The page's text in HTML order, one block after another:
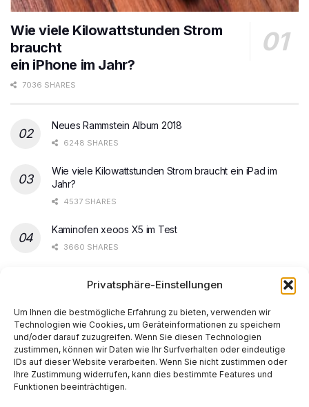
Privatsphäre-Einstellungen
Um Ihnen die bestmögliche Erfahrung zu bieten, verwenden wir
Technologien wie Cookies, um Geräteinformationen zu speichern
und/oder darauf zuzugreifen. Wenn Sie diesen Technologien
zustimmen, können wir Daten wie Ihr Surfverhalten oder eindeutige
IDs auf dieser Website verarbeiten. Wenn Sie nicht zustimmen oder
Ihre Zustimmung widerrufen, kann dies bestimmte Features und
Funktionen beeinträchtigen.
Wie viele Kilowattstunden Strom
braucht
ein iPhone im Jahr?
7036 SHARES
Neues Rammstein Album 2018
6248 SHARES
Wie viele Kilowattstunden Strom braucht ein iPad im
Jahr?
4537 SHARES
Kaminofen xeoos X5 im Test
3660 SHARES
Start AI Tech Kapital Prognosen Electric
How-to
Space
Medien